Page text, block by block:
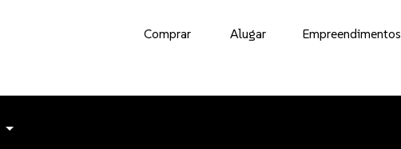
Comprar Alugar Empreendimentos